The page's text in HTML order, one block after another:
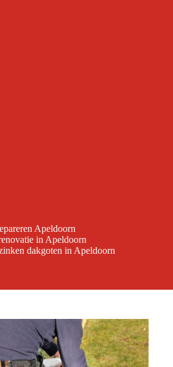
Apeldoorn
in Apeldoorn
dakgoten in Apeldoorn